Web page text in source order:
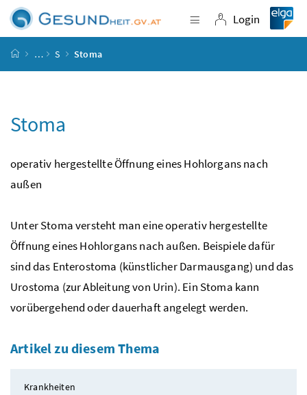
Zum Inhalt
Zum Hauptmenü
Zum Untermenü
Zur Suche
Navigation
Login
Login
Startseite
… S Stoma
Stoma
operativ hergestellte Öffnung eines Hohlorgans nach
außen
Unter Stoma versteht man eine operativ hergestellte
Öffnung eines Hohlorgans nach außen. Beispiele dafür
sind das Enterostoma (künstlicher Darmausgang) und das
Urostoma (zur Ableitung von Urin). Ein Stoma kann
vorübergehend oder dauerhaft angelegt werden.
Artikel zu diesem Thema
Krankheiten